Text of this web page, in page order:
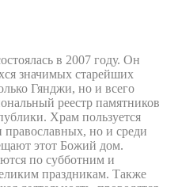
в 2007 году. Он
значимых старейших
Гянджи, но и всего
реестр памятников
Храм пользуется
православных, но и среди
этот Божий дом.
по субботним и
праздникам. Также